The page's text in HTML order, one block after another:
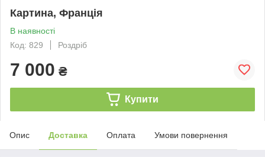
Картина, Франція
В наявності
Код: 829
Роздріб
7 000 ₴
Купити
Опис Доставка Оплата Умови повернення